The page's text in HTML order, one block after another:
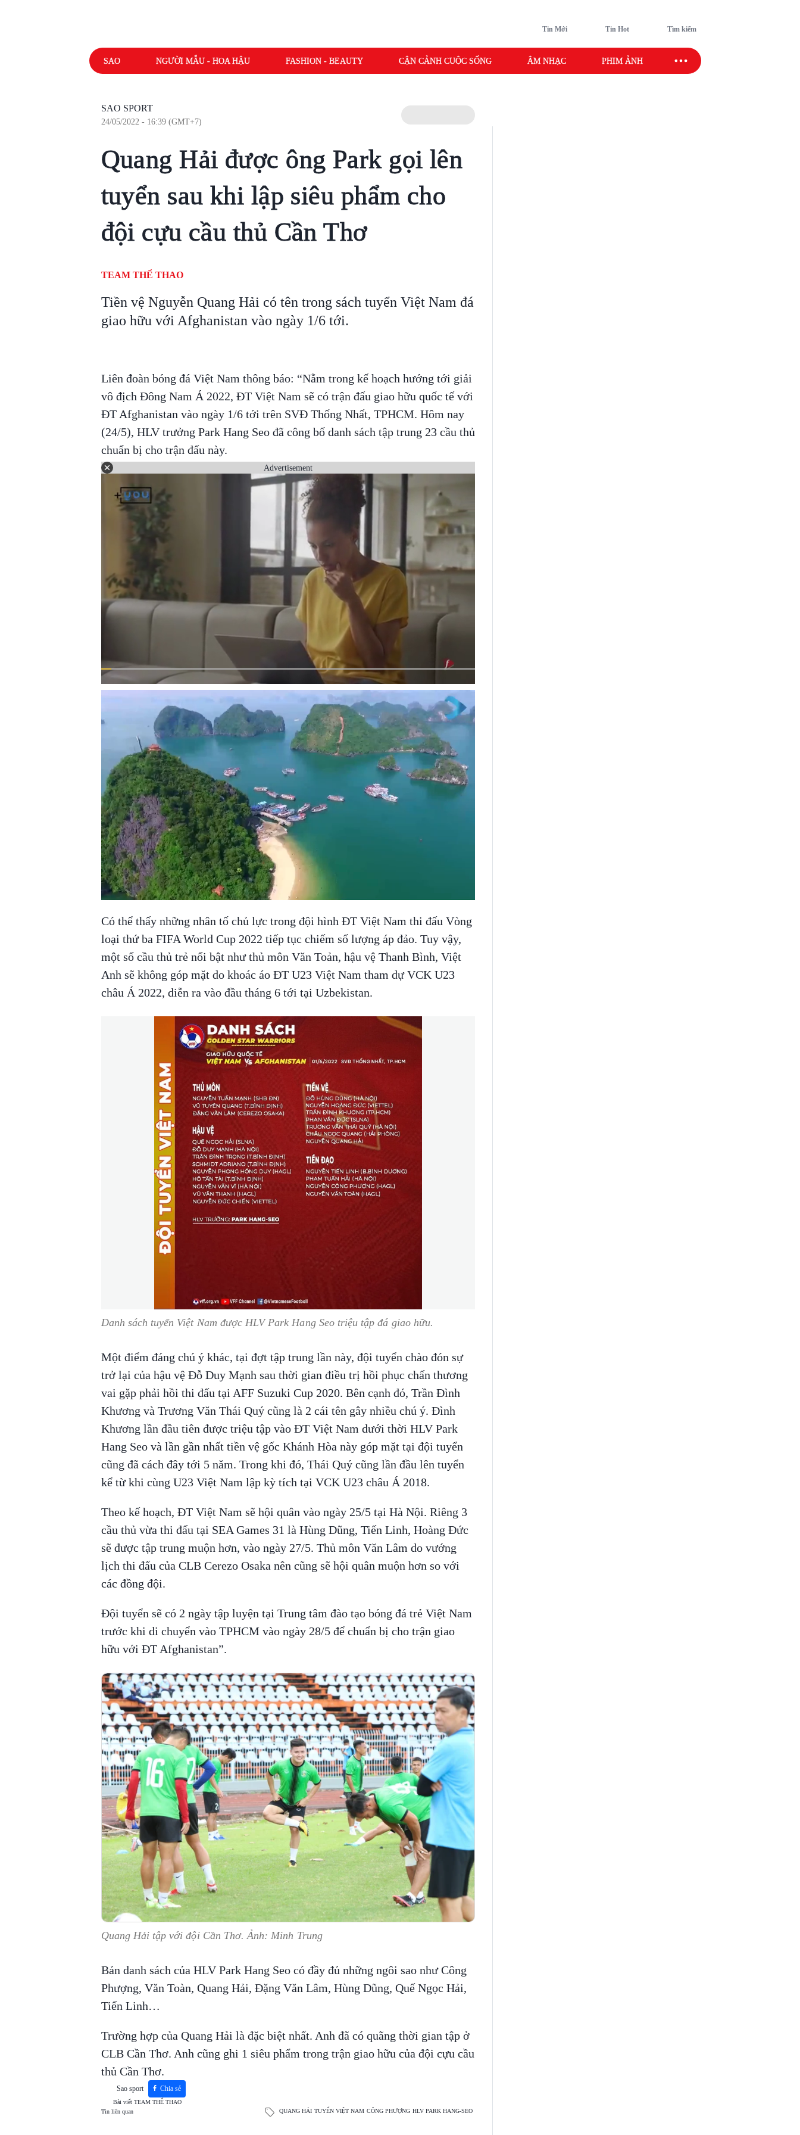
Tin Mới Tin Hot Tìm kiếm
SAO NGƯỜI MẪU - HOA HẬU FASHION - BEAUTY CẬN CẢNH CUỘC SỐNG ÂM NHẠC PHIM ẢNH SAO SPORT
SAO SPORT
24/05/2022 - 16:39 (GMT+7)
Quang Hải được ông Park gọi lên
tuyển sau khi lập siêu phẩm cho
đội cựu cầu thủ Cần Thơ
TEAM THỂ THAO
Tiền vệ Nguyễn Quang Hải có tên trong sách tuyển Việt Nam đá
giao hữu với Afghanistan vào ngày 1/6 tới.
Liên đoàn bóng đá Việt Nam thông báo: “Nằm trong kế hoạch hướng tới giải
vô địch Đông Nam Á 2022, ĐT Việt Nam sẽ có trận đấu giao hữu quốc tế với
ĐT Afghanistan vào ngày 1/6 tới trên SVĐ Thống Nhất, TPHCM. Hôm nay
(24/5), HLV trưởng Park Hang Seo đã công bố danh sách tập trung 23 cầu thủ
chuẩn bị cho trận đấu này.
Advertisement
Có thể thấy những nhân tố chủ lực trong đội hình ĐT Việt Nam thi đấu Vòng
loại thứ ba FIFA World Cup 2022 tiếp tục chiếm số lượng áp đảo. Tuy vậy,
một số cầu thủ trẻ nổi bật như thủ môn Văn Toản, hậu vệ Thanh Bình, Việt
Anh sẽ không góp mặt do khoác áo ĐT U23 Việt Nam tham dự VCK U23
châu Á 2022, diễn ra vào đầu tháng 6 tới tại Uzbekistan.
Danh sách tuyển Việt Nam được HLV Park Hang Seo triệu tập đá giao hữu.
Một điểm đáng chú ý khác, tại đợt tập trung lần này, đội tuyển chào đón sự
trở lại của hậu vệ Đỗ Duy Mạnh sau thời gian điều trị hồi phục chấn thương
vai gặp phải hồi thi đấu tại AFF Suzuki Cup 2020. Bên cạnh đó, Trần Đình
Khương và Trương Văn Thái Quý cũng là 2 cái tên gây nhiều chú ý. Đình
Khương lần đầu tiên được triệu tập vào ĐT Việt Nam dưới thời HLV Park
Hang Seo và lần gần nhất tiền vệ gốc Khánh Hòa này góp mặt tại đội tuyển
cũng đã cách đây tới 5 năm. Trong khi đó, Thái Quý cũng lần đầu lên tuyển
kể từ khi cùng U23 Việt Nam lập kỳ tích tại VCK U23 châu Á 2018.
Theo kế hoạch, ĐT Việt Nam sẽ hội quân vào ngày 25/5 tại Hà Nội. Riêng 3
cầu thủ vừa thi đấu tại SEA Games 31 là Hùng Dũng, Tiến Linh, Hoàng Đức
sẽ được tập trung muộn hơn, vào ngày 27/5. Thủ môn Văn Lâm do vướng
lịch thi đấu của CLB Cerezo Osaka nên cũng sẽ hội quân muộn hơn so với
các đồng đội.
Đội tuyển sẽ có 2 ngày tập luyện tại Trung tâm đào tạo bóng đá trẻ Việt Nam
trước khi di chuyển vào TPHCM vào ngày 28/5 để chuẩn bị cho trận giao
hữu với ĐT Afghanistan”.
Quang Hải tập với đội Cần Thơ. Ảnh: Minh Trung
Bản danh sách của HLV Park Hang Seo có đầy đủ những ngôi sao như Công
Phượng, Văn Toàn, Quang Hải, Đặng Văn Lâm, Hùng Dũng, Quế Ngọc Hải,
Tiến Linh…
Trường hợp của Quang Hải là đặc biệt nhất. Anh đã có quãng thời gian tập ở
CLB Cần Thơ. Anh cũng ghi 1 siêu phẩm trong trận giao hữu của đội cựu cầu
thủ Cần Thơ.
Sao sport Chia sẻ
Bài viết TEAM THỂ THAO
Tin liên quan
QUANG HẢI TUYỂN VIỆT NAM CÔNG PHƯỢNG HLV PARK HANG-SEO